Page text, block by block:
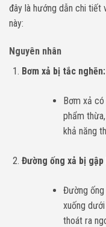
đây là hướng dẫn chi tiết
này:
Nguyên nhân
Bơm xả bị tắc nghẽn:
Bơm xả
phẩm
khả năng
Đường ống xả bị
Đường
xuống
thoát ra